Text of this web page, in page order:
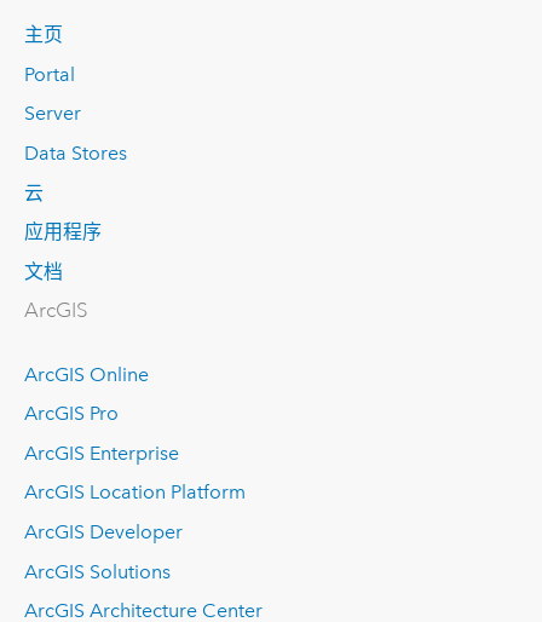
主页
Portal
Server
Data Stores
云
应用程序
文档
ArcGIS
ArcGIS Online
ArcGIS Pro
ArcGIS Enterprise
ArcGIS Location Platform
ArcGIS Developer
ArcGIS Solutions
ArcGIS Architecture Center